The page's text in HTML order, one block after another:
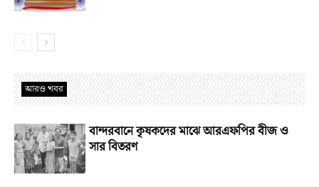
আরও খবর
বান্দরবানে কৃষকদের মাঝে আরএফপির বীজ ও
সার বিতরণ